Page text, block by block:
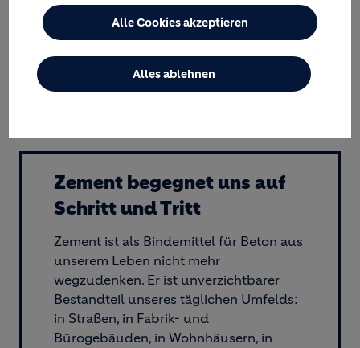
Bericht zu den Bereichen Ökologie,
Ökonomie und Nachhaltigkeit
Zement begegnet uns auf
Schritt und Tritt
Zement ist als Bindemittel für Beton aus
unserem Leben nicht mehr
wegzudenken. Er ist unverzichtbarer
Bestandteil unseres täglichen Umfelds:
in Straßen, in Fabrik- und
Bürogebäuden, in Wohnhäusern, in
Alle Cookies akzeptieren
Alles ablehnen